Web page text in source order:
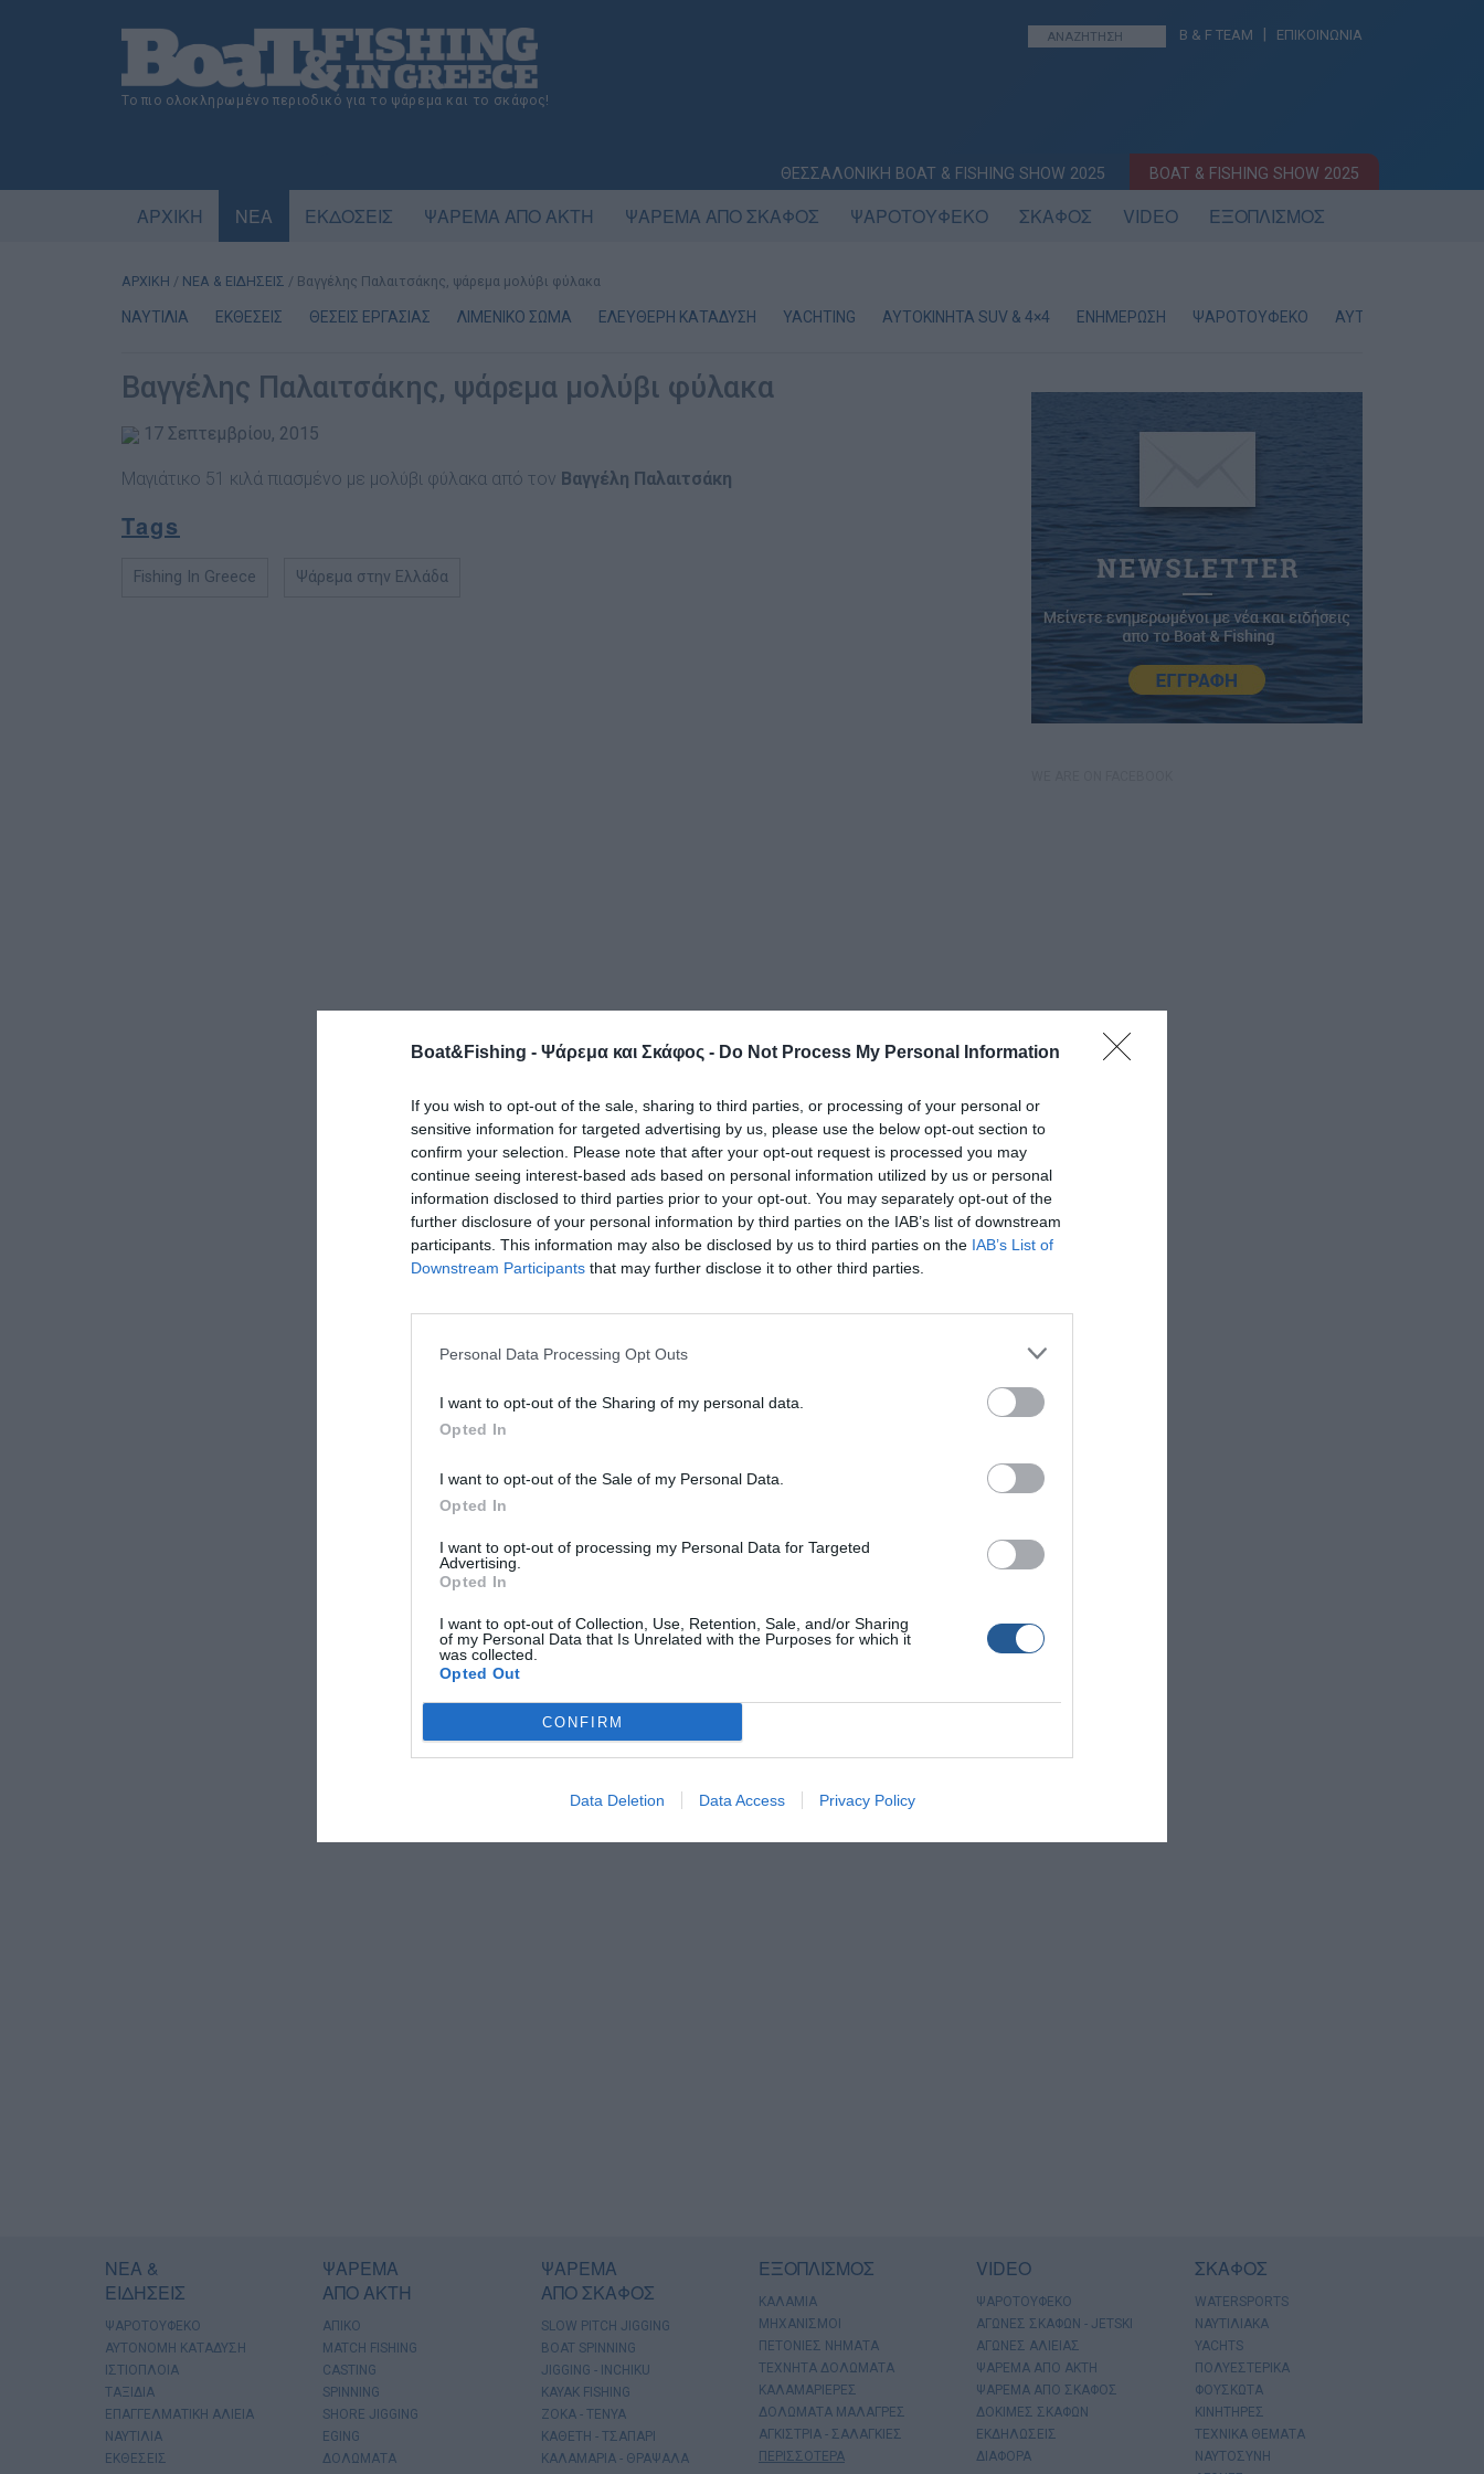
Boat&Fishing - Ψάρεμα και Σκάφος - Do Not Process My Personal Information
If you wish to opt-out of the sale, sharing to third parties, or processing of your personal or
sensitive information for targeted advertising by us, please use the below opt-out section to
confirm your selection. Please note that after your opt-out request is processed you may
continue seeing interest-based ads based on personal information utilized by us or personal
information disclosed to third parties prior to your opt-out. You may separately opt-out of the
further disclosure of your personal information by third parties on the IAB’s list of downstream
participants. This information may also be disclosed by us to third parties on the IAB’s List of
Downstream Participants that may further disclose it to other third parties.
Personal Data Processing Opt Outs
I want to opt-out of the Sharing of my personal data.
Opted In
I want to opt-out of the Sale of my Personal Data.
Opted In
I want to opt-out of processing my Personal Data for Targeted
Advertising.
Opted In
I want to opt-out of Collection, Use, Retention, Sale, and/or Sharing
of my Personal Data that Is Unrelated with the Purposes for which it
was collected.
Opted Out
CONFIRM
Data Deletion Data Access Privacy Policy
Το πιο ολοκληρωμένο περιοδικό για το ψάρεμα και το σκάφος!
B & F TEAM ΕΠΙΚΟΙΝΩΝΙΑ
ΘΕΣΣΑΛΟΝΙΚΗ BOAT & FISHING SHOW 2025 BOAT & FISHING SHOW 2025
ΑΡΧΙΚΗ ΝΕΑ ΕΚΔΟΣΕΙΣ ΨΑΡΕΜΑ ΑΠΟ ΑΚΤΗ ΨΑΡΕΜΑ ΑΠΟ ΣΚΑΦΟΣ ΨΑΡΟΤΟΥΦΕΚΟ ΣΚΑΦΟΣ VIDEO ΕΞΟΠΛΙΣΜΟΣ
ΑΡΧΙΚΗ / ΝΕΑ & ΕΙΔΗΣΕΙΣ / Βαγγέλης Παλαιτσάκης, ψάρεμα μολύβι φύλακα
ΝΑΥΤΙΛΙΑ ΕΚΘΕΣΕΙΣ ΘΕΣΕΙΣ ΕΡΓΑΣΙΑΣ ΛΙΜΕΝΙΚΟ ΣΩΜΑ ΕΛΕΥΘΕΡΗ ΚΑΤΑΔΥΣΗ YACHTING AYTOKINHTA SUV & 4×4 ΕΝΗΜΕΡΩΣΗ ΨΑΡΟΤΟΥΦΕΚΟ ΑΥΤΟΝΟΜΗ
Βαγγέλης Παλαιτσάκης, ψάρεμα μολύβι φύλακα
17 Σεπτεμβρίου, 2015
Μαγιάτικο 51 κιλά πιασµένο µε µολύβι φύλακα από τον Βαγγέλη Παλαιτσάκη
Tags
Fishing In Greece Ψάρεμα στην Ελλάδα
ΝΕΑ &
ΕΙΔΗΣΕΙΣ
ΨΑΡΟΤΟΥΦΕΚΟ
ΑΥΤΟΝΟΜΗ ΚΑΤΑΔΥΣΗ
ΙΣΤΙΟΠΛΟΙΑ
ΤΑΞΙΔΙΑ
ΕΠΑΓΓΕΛΜΑΤΙΚΗ ΑΛΙΕΙΑ
ΝΑΥΤΙΛΙΑ
ΕΚΘΕΣΕΙΣ
ΨΑΡΕΜΑ
ΑΠΟ ΑΚΤΗ
ΑΠΙΚΟ
MATCH FISHING
CASTING
SPINNING
SHORE JIGGING
EGING
ΔΟΛΩΜΑΤΑ
ΨΑΡΕΜΑ
ΑΠΟ ΣΚΑΦΟΣ
SLOW PITCH JIGGING
BOAT SPINNING
JIGGING - INCHIKU
KAYAK FISHING
ΖΟΚΑ - ΤΕΝΥΑ
ΚΑΘΕΤΗ - ΤΣΑΠΑΡΙ
ΚΑΛΑΜΑΡΙΑ - ΘΡΑΨΑΛΑ
ΕΞΟΠΛΙΣΜΟΣ
ΚΑΛΑΜΙΑ
ΜΗΧΑΝΙΣΜΟΙ
ΠΕΤΟΝΙΕΣ ΝΗΜΑΤΑ
ΤΕΧΝΗΤΑ ΔΟΛΩΜΑΤΑ
ΚΑΛΑΜΑΡΙΕΡΕΣ
ΔΟΛΩΜΑΤΑ ΜΑΛΑΓΡΕΣ
ΑΓΚΙΣΤΡΙΑ - ΣΑΛΑΓΚΙΕΣ
ΠΕΡΙΣΣΟΤΕΡΑ
VIDEO
ΨΑΡΟΤΟΥΦΕΚΟ
ΑΓΩΝΕΣ ΣΚΑΦΩΝ - JETSKI
ΑΓΩΝΕΣ ΑΛΙΕΙΑΣ
ΨΑΡΕΜΑ ΑΠΟ ΑΚΤΗ
ΨΑΡΕΜΑ ΑΠΟ ΣΚΑΦΟΣ
ΔΟΚΙΜΕΣ ΣΚΑΦΩΝ
ΕΚΔΗΛΩΣΕΙΣ
ΔΙΑΦΟΡΑ
ΣΚΑΦΟΣ
WATERSPORTS
ΝΑΥΤΙΛΙΑΚΑ
YACHTS
ΠΟΛΥΕΣΤΕΡΙΚΑ
ΦΟΥΣΚΩΤΑ
ΚΙΝΗΤΗΡΕΣ
ΤΕΧΝΙΚΑ ΘΕΜΑΤΑ
ΝΑΥΤΟΣΥΝΗ